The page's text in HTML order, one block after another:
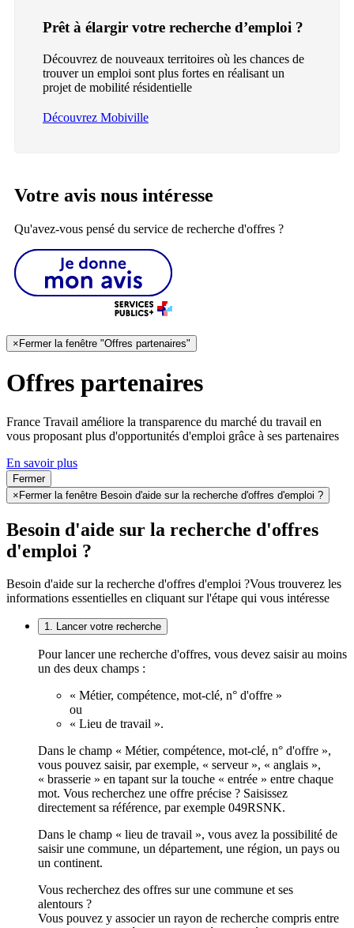
Prêt à élargir votre recherche d’emploi ?
Découvrez de nouveaux territoires où les chances de
trouver un emploi sont plus fortes en réalisant un
projet de mobilité résidentielle
Découvrez Mobiville
Votre avis nous intéresse
Qu'avez-vous pensé du service de recherche d'offres ?
× Fermer la fenêtre "Offres partenaires"
Offres partenaires
France Travail améliore la transparence du marché du travail en
vous proposant plus d'opportunités d'emploi grâce à ses partenaires
En savoir plus
Fermer
×Fermer la fenêtre Besoin d'aide sur la recherche d'offres d'emploi ?
Besoin d'aide sur la recherche d'offres
d'emploi ?
Besoin d'aide sur la recherche d'offres d'emploi ?Vous trouverez les
informations essentielles en cliquant sur l'étape qui vous intéresse
1. Lancer votre recherche
Pour lancer une recherche d'offres, vous devez saisir au moins
un des deux champs :
« Métier, compétence, mot-clé, n° d'offre »
ou
« Lieu de travail ».
Dans le champ « Métier, compétence, mot-clé, n° d'offre »,
vous pouvez saisir, par exemple, « serveur », « anglais »,
« brasserie » en tapant sur la touche « entrée » entre chaque
mot. Vous recherchez une offre précise ? Saisissez
directement sa référence, par exemple 049RSNK.
Dans le champ « lieu de travail », vous avez la possibilité de
saisir une commune, un département, une région, un pays ou
un continent.
Vous recherchez des offres sur une commune et ses
alentours ?
Vous pouvez y associer un rayon de recherche compris entre